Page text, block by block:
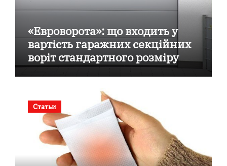
«Евроворота»: що входить у
вартість гаражних секційних
воріт стандартного розміру
Статьи